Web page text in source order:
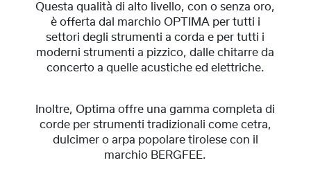
Questa qualità di alto livello, con o senza oro,
è offerta dal marchio OPTIMA per tutti i
settori degli strumenti a corda e per tutti i
moderni strumenti a pizzico, dalle chitarre da
concerto a quelle acustiche ed elettriche.
Inoltre, Optima offre una gamma completa di
corde per strumenti tradizionali come cetra,
dulcimer o arpa popolare tirolese con il
marchio BERGFEE.